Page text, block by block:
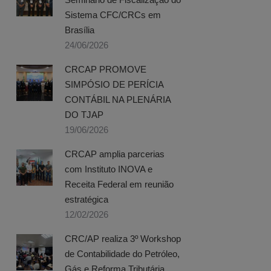
Sistema CFC/CRCs em
Brasília
24/06/2026
CRCAP PROMOVE
SIMPÓSIO DE PERÍCIA
CONTÁBIL NA PLENÁRIA
DO TJAP
19/06/2026
CRCAP amplia parcerias
com Instituto INOVA e
Receita Federal em reunião
estratégica
12/02/2026
CRC/AP realiza 3º Workshop
de Contabilidade do Petróleo,
Gás e Reforma Tributária